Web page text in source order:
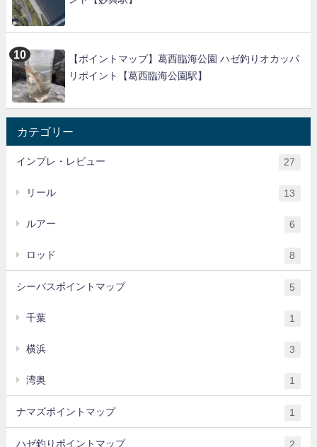
【ポイントマップ】葛西臨海公園 ハゼ釣りオカッパ
リポイント【葛西臨海公園駅】
カテゴリー
インプレ・レビュー 27
リール 13
ルアー 6
ロッド 8
シーバスポイントマップ 5
千葉 1
横浜 3
湾奥 1
ナマズポイントマップ 1
ハゼ釣りポイントマップ 2